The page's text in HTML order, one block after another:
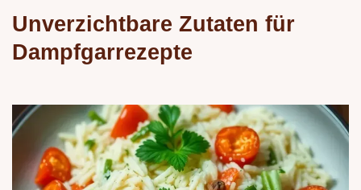
Unverzichtbare Zutaten für
Dampfgarrezepte